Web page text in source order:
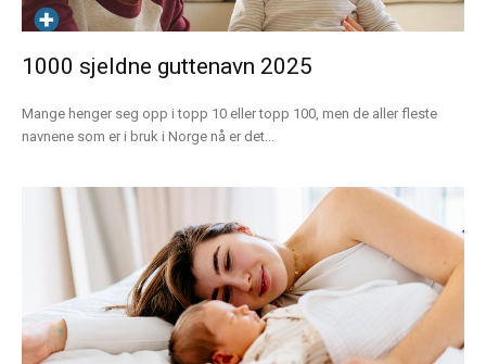
1000 sjeldne guttenavn 2025
Mange henger seg opp i topp 10 eller topp 100, men de aller fleste
navnene som er i bruk i Norge nå er det...